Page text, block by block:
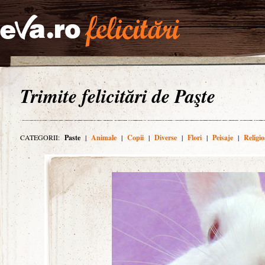
Trimite felicitări de Paşte
CATEGORII: Paste | Animale | Copii | Diverse | Flori | Peisaje |